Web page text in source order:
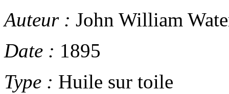
Auteur : John William
Date : 1895
Type : Huile sur toile